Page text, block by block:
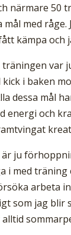
närmare 50
med
kämpa och
träningen var
i baken
dessa mål
energi och
ju
i med träning
arbeta
som jag blir